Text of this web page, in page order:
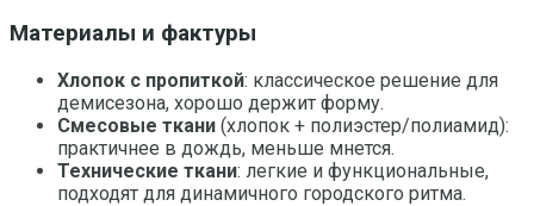
Материалы и фактуры
Хлопок с пропиткой: классическое решение для
демисезона, хорошо держит форму.
Смесовые ткани (хлопок + полиэстер/полиамид):
практичнее в дождь, меньше мнется.
Технические ткани: легкие и функциональные,
подходят для динамичного городского ритма.